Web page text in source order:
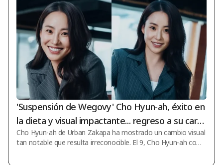
ung-koo superó al segundo clasificado, Michael Jackson, con
2,4 millones de menciones
'Suspensión de Wegovy' Cho Hyun-ah, éxito en
la dieta y visual impactante... regreso a su carre
ra principal [Star Issue]
Cho Hyun-ah de Urban Zakapa ha mostrado un cambio visual
tan notable que resulta irreconocible. El 9, Cho Hyun-ah comp